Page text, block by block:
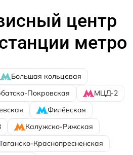
центр
метро
Большая кольцевая
Покровская
МЦД-2
Филёвская
Калужско-Рижская
Краснопресненская